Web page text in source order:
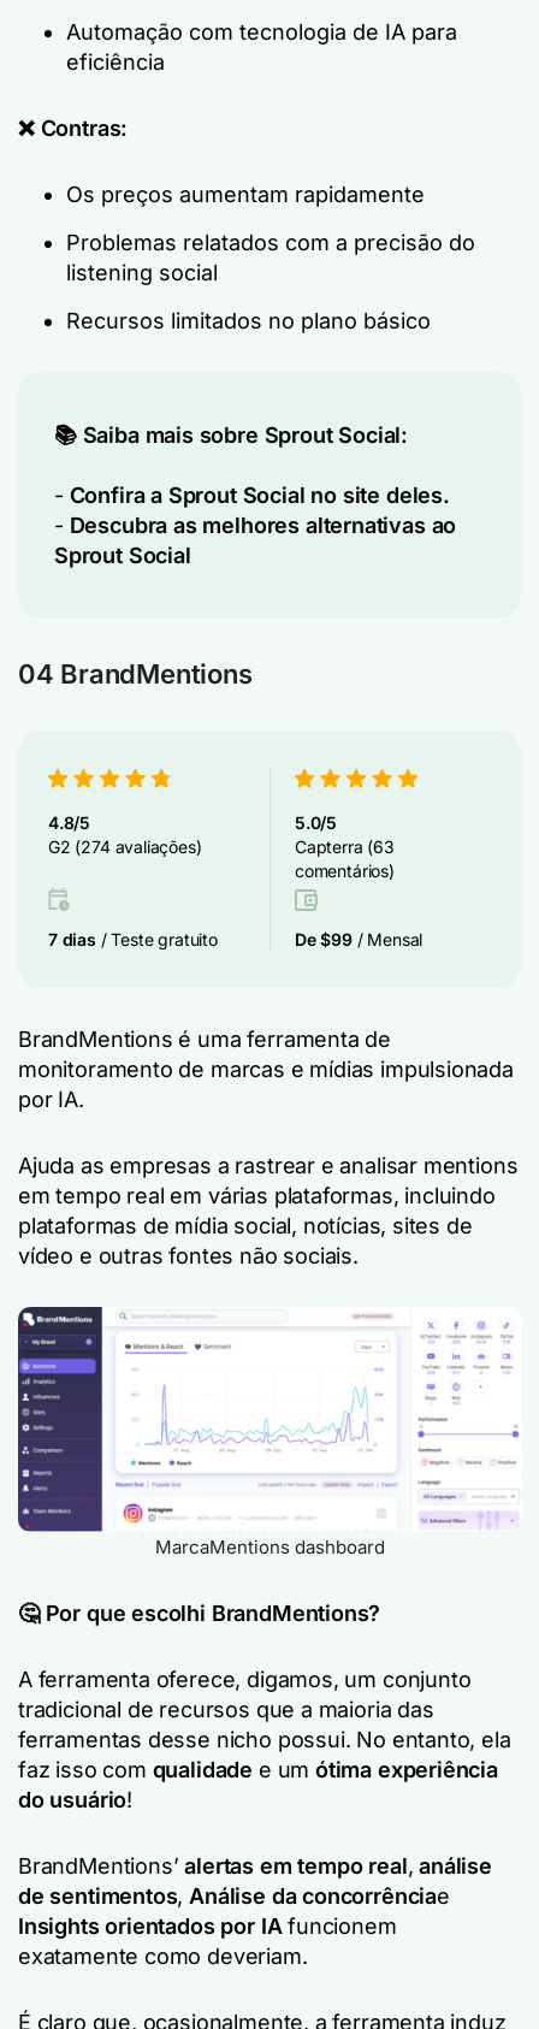
Automação com tecnologia de IA para
eficiência
❌ Contras:
Os preços aumentam rapidamente
Problemas relatados com a precisão do
listening social
Recursos limitados no plano básico
📚 Saiba mais sobre Sprout Social:
- Confira a Sprout Social no site deles.
- Descubra as melhores alternativas ao
Sprout Social
04 BrandMentions
4.8/5
G2 (274 avaliações)
5.0/5
Capterra (63
comentários)
7 dias / Teste gratuito De $99 / Mensal
BrandMentions é uma ferramenta de
monitoramento de marcas e mídias impulsionada
por IA.
Ajuda as empresas a rastrear e analisar mentions
em tempo real em várias plataformas, incluindo
plataformas de mídia social, notícias, sites de
vídeo e outras fontes não sociais.
MarcaMentions dashboard
🤔 Por que escolhi BrandMentions?
A ferramenta oferece, digamos, um conjunto
tradicional de recursos que a maioria das
ferramentas desse nicho possui. No entanto, ela
faz isso com qualidade e um ótima experiência
do usuário!
BrandMentions’alertas em tempo real,análise
de sentimentos, Análise da concorrênciae
Insights orientados por IAfuncionem
exatamente como deveriam.
É claro que, ocasionalmente, a ferramenta induz